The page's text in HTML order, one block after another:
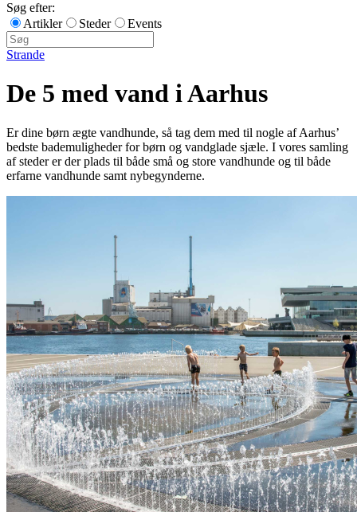
Søg efter:
Artikler
Steder Events
Strande
De 5 med vand i Aarhus
Er dine børn ægte vandhunde, så tag dem med til nogle af Aarhus’
bedste bademuligheder for børn og vandglade sjæle. I vores samling
af steder er der plads til både små og store vandhunde og til både
erfarne vandhunde samt nybegynderne.